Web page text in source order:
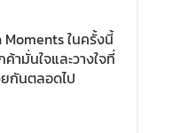
ในครั้งนี้
ามั่นใจและวางใจที่
กันตลอดไป